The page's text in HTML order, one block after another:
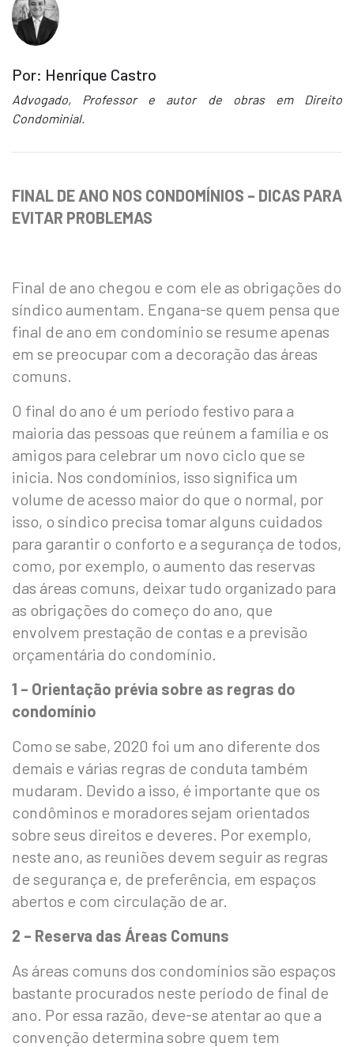
Por: Henrique Castro
Advogado, Professor e autor de obras em Direito
Condominial.
FINAL DE ANO NOS CONDOMÍNIOS – DICAS PARA
EVITAR PROBLEMAS
Final de ano chegou e com ele as obrigações do
síndico aumentam. Engana-se quem pensa que
final de ano em condomínio se resume apenas
em se preocupar com a decoração das áreas
comuns.
O final do ano é um período festivo para a
maioria das pessoas que reúnem a família e os
amigos para celebrar um novo ciclo que se
inicia. Nos condomínios, isso significa um
volume de acesso maior do que o normal, por
isso, o síndico precisa tomar alguns cuidados
para garantir o conforto e a segurança de todos,
como, por exemplo, o aumento das reservas
das áreas comuns, deixar tudo organizado para
as obrigações do começo do ano, que
envolvem prestação de contas e a previsão
orçamentária do condomínio.
1 – Orientação prévia sobre as regras do
condomínio
Como se sabe, 2020 foi um ano diferente dos
demais e várias regras de conduta também
mudaram. Devido a isso, é importante que os
condôminos e moradores sejam orientados
sobre seus direitos e deveres. Por exemplo,
neste ano, as reuniões devem seguir as regras
de segurança e, de preferência, em espaços
abertos e com circulação de ar.
2 – Reserva das Áreas Comuns
As áreas comuns dos condomínios são espaços
bastante procurados neste período de final de
ano. Por essa razão, deve-se atentar ao que a
convenção determina sobre quem tem